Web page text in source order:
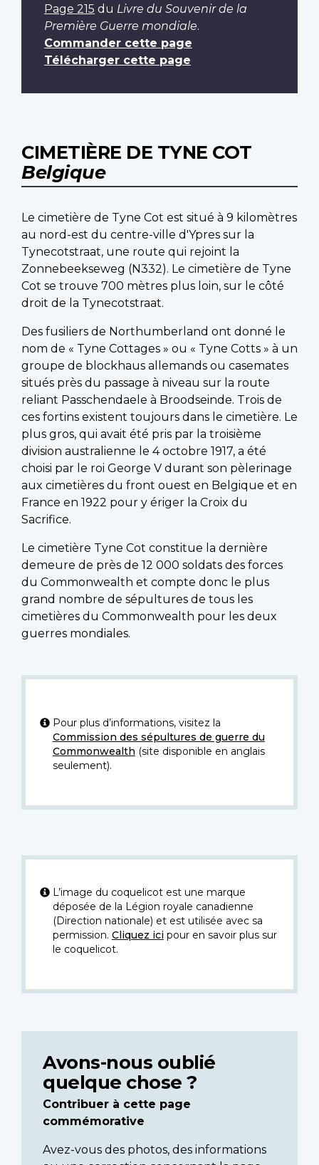
Page 215 du Livre du Souvenir de la
Première Guerre mondiale.
Commander cette page
Télécharger cette page
CIMETIÈRE DE TYNE COT
Belgique
Le cimetière de Tyne Cot est situé à 9 kilomètres
au nord-est du centre-ville d'Ypres sur la
Tynecotstraat, une route qui rejoint la
Zonnebeekseweg (N332). Le cimetière de Tyne
Cot se trouve 700 mètres plus loin, sur le côté
droit de la Tynecotstraat.
Des fusiliers de Northumberland ont donné le
nom de « Tyne Cottages » ou « Tyne Cotts » à un
groupe de blockhaus allemands ou casemates
situés près du passage à niveau sur la route
reliant Passchendaele à Broodseinde. Trois de
ces fortins existent toujours dans le cimetière. Le
plus gros, qui avait été pris par la troisième
division australienne le 4 octobre 1917, a été
choisi par le roi George V durant son pèlerinage
aux cimetières du front ouest en Belgique et en
France en 1922 pour y ériger la Croix du
Sacrifice.
Le cimetière Tyne Cot constitue la dernière
demeure de près de 12 000 soldats des forces
du Commonwealth et compte donc le plus
grand nombre de sépultures de tous les
cimetières du Commonwealth pour les deux
guerres mondiales.
Pour plus d’informations, visitez la
Commission des sépultures de guerre du
Commonwealth (site disponible en anglais
seulement).
L’image du coquelicot est une marque
déposée de la Légion royale canadienne
(Direction nationale) et est utilisée avec sa
permission. Cliquez icipour en savoir plus sur
le coquelicot.
Avons-nous oublié
quelque chose ?
Contribuer à cette page
commémorative
Avez-vous des photos, des informations